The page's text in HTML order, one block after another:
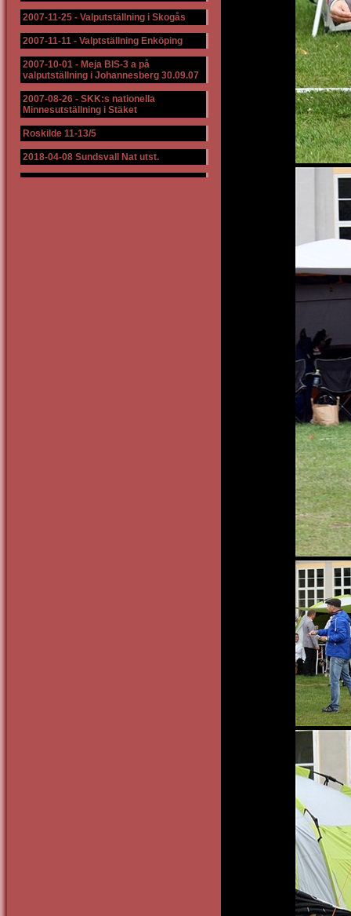
2007-11-25 - Valputställning i Skogås
2007-11-11 - Valptställning Enköping
2007-10-01 - Meja BIS-3 a på
valputställning i Johannesberg 30.09.07
2007-08-26 - SKK:s nationella
Minnesutställning i Stäket
Roskilde 11-13/5
2018-04-08 Sundsvall Nat utst.